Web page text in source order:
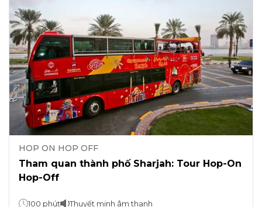
HOP ON HOP OFF
Tham quan thành phố Sharjah: Tour Hop-On
Hop-Off
100 phút Thuyết minh âm thanh